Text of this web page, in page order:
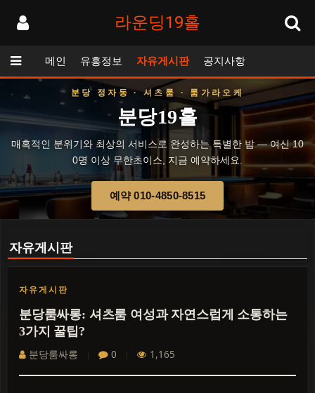
라운딩19홀
메인 유흥정보 자유게시판 공지사항
분당 정자동 · 셔츠룸 · 룸가라오케
분당19홀
매혹적인 분위기와 최상의 서비스로 완성하는 특별한 밤 — 여신 10
0명 이상 무한초이스, 지금 예약하세요.
예약 010-4850-8515
자유게시판
자유게시판
분당룸싸롱: 셔츠룸 여성과 자연스럽게 소통하는
3가지 꿀팁?
분당룸싸롱 0 1,165